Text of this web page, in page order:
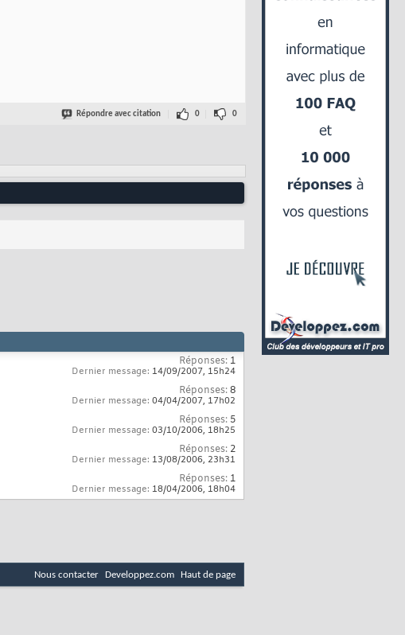
Répondre avec citation 0 0
Réponses: 1
Dernier message: 14/09/2007, 15h24
Réponses:8
Dernier message: 04/04/2007, 17h02
Réponses: 5
Dernier message: 03/10/2006, 18h25
Réponses: 2
Dernier message: 13/08/2006, 23h31
Réponses: 1
Dernier message: 18/04/2006, 18h04
Nous contacter Developpez.com Haut de page